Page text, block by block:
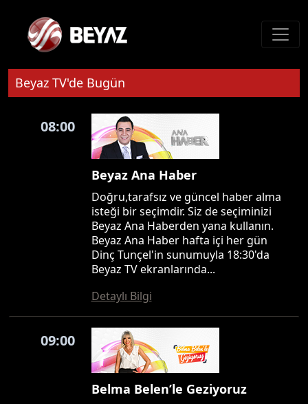
Beyaz TV'de Bugün
08:00
Beyaz Ana Haber
Doğru,tarafsız ve güncel haber alma
isteği bir seçimdir. Siz de seçiminizi
Beyaz Ana Haberden yana kullanın.
Beyaz Ana Haber hafta içi her gün
Dinç Tunçel'in sunumuyla 18:30'da
Beyaz TV ekranlarında...
Detaylı Bilgi
09:00
Belma Belen’le Geziyoruz